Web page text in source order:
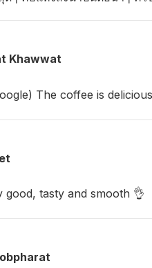
Khawwat
The coffee is
good, tasty and smooth 👌